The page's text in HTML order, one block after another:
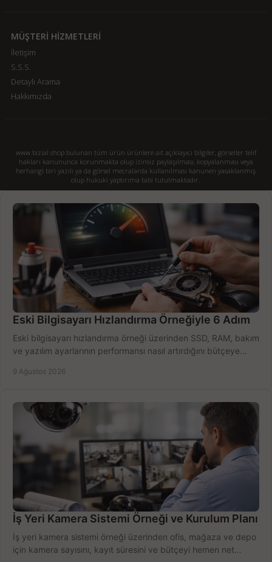
MÜŞTERİ HİZMETLERİ
İletişim
S.S.S.
Detaylı Arama
Hakkımızda
www.bizial.shop bulunan tüm ürün ürünlere ait açıklayıcı bilgiler, görseller telif
hakları kanununca korunmakta olup izinsiz paylaşılması, kopyalanması veya
herhangi biri yazılı ya da görsel mecralarda kullanılması kanunen yasaklanmış
olup hukuki yaptırıma tabi tutulmaktadır.
Eski Bilgisayarı Hızlandırma Örneğiyle 6 Adım
Eski bilgisayarı hızlandırma örneği üzerinden SSD, RAM, bakım
ve yazılım ayarlarının performansı nasıl artırdığını bütçeye
9 Ağustos 2026
İş Yeri Kamera Sistemi Örneği ve Kurulum Planı
İş yeri kamera sistemi örneği üzerinden ofis, mağaza ve depo
için kamera sayısını, kayıt süresini ve bütçeyi hemen net